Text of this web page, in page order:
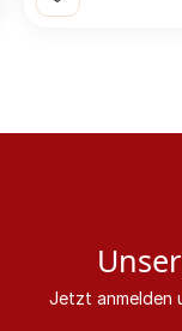
Jetzt anmelden